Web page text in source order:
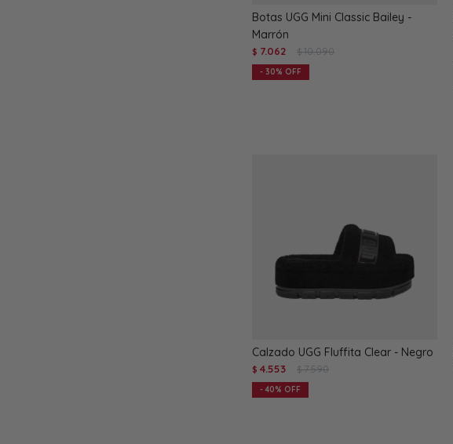
Botas UGG Mini Classic Bailey -
Marrón
$ 7.062 $ 10.090
30
Calzado UGG Fluffita Clear - Negro
$ 4.553 $ 7.590
40